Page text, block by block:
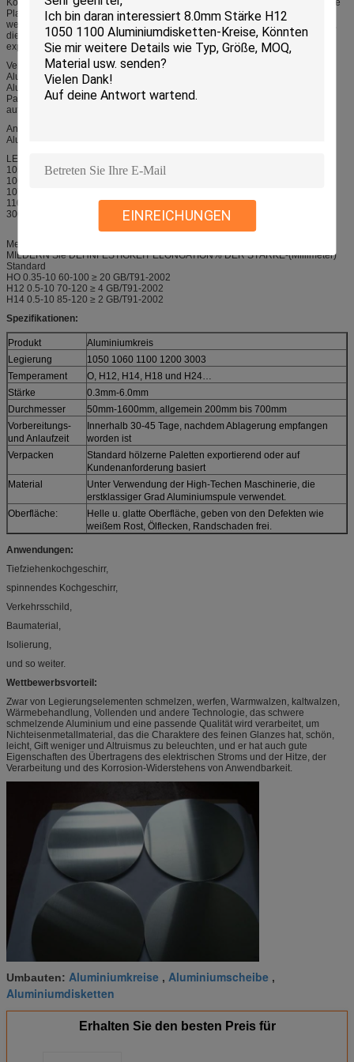
EINREICHUNGEN
Kochgeschirr, Aluminiumstreifen für Transformatoren, Aluminiumschritt/karierte
Platte, bohrender Aluminiumeintritt für PWB, Aluminiumhaushaltsfolie, und so
weiter. Wir haben Aluminiumkreis in US, Großbritannien, Italien, Deutschland,
die Niederlande, Bulgarien, Brasilien, Chile, Thailand, Vietnam, Ghana, etc.
exportiert.
Verpackung des runden Aluminiumblattes, Aluminiumronde, runde
Aluminiumdiskette, rundes Aluminiumblatt, Aluminiumronde, runde
Aluminiumdiskette kann im Exportstandard, in der Bedeckung mit braunem
Papier und im Plastikfilm verpackt werden. Schließlich ist der Aluminiumkreis
auf hölzerner Palette/Holzetui örtlich festgelegt.
Anwendung des runden Aluminiumblattes, Aluminiumronde, runde
Aluminiumdiskette.
LEGIERUNG Min. Al Si Ti F.E.-Cu-Mangan-Magnesium-Zn-V anderes
1050 99,5 0,25 0,4 0,05 0,05 0,05 0,05 0,05 0,03 0,03
1060 99,6 0,25 0,35 0,05 0,03 0,03 0,05 0,05 0,03 0,03
1070 99,7 0,25 0,25 0,04 0,03 0,03 0,04 0,05 0,03 0,03
1100 99 0,95 0,95 0,05 0,2 0,05 0,1//0,05
3003 96,75 0,6 0,7 0,05 0,2 1,0 1,5/0,1 0,15
Mechanische Eigenschaften
MILDERN Sie DEHNFESTIGKEIT ELONGATION% DER STÄRKE-(Millimeter)
Standard
HO 0.35-10 60-100 ≥ 20 GB/T91-2002
H12 0.5-10 70-120 ≥ 4 GB/T91-2002
H14 0.5-10 85-120 ≥ 2 GB/T91-2002
Spezifikationen:
Produkt
Aluminiumkreis
Legierung
1050 1060 1100 1200 3003
Temperament
O, H12, H14, H18 und H24…
Stärke
0.3mm-6.0mm
Durchmesser
50mm-1600mm, allgemein 200mm bis 700mm
Vorbereitungs-
und Anlaufzeit
Innerhalb 30-45 Tage, nachdem Ablagerung empfangen
worden ist
Verpacken
Standard hölzerne Paletten exportierend oder auf
Kundenanforderung basiert
Material
Unter Verwendung der High-Techen Maschinerie, die
erstklassiger Grad Aluminiumspule verwendet.
Oberfläche:
Helle u. glatte Oberfläche, geben von den Defekten wie
weißem Rost, Ölflecken, Randschaden frei.
Anwendungen:
Tiefziehenkochgeschirr,
spinnendes Kochgeschirr,
Verkehrsschild,
Baumaterial,
Isolierung,
und so weiter.
Wettbewerbsvorteil:
Zwar von Legierungselementen schmelzen, werfen, Warmwalzen, kaltwalzen,
Wärmebehandlung, Vollenden und andere Technologie, das schwere
schmelzende Aluminium und eine passende Qualität wird verarbeitet, um
Nichteisenmetallmaterial, das die Charaktere des feinen Glanzes hat, schön,
leicht, Gift weniger und Altruismus zu beleuchten, und er hat auch gute
Eigenschaften des Übertragens des elektrischen Stroms und der Hitze, der
Verarbeitung und des Korrosion-Widerstehens von Anwendbarkeit.
Umbauten: Aluminiumkreise , Aluminiumscheibe ,
Aluminiumdisketten
Erhalten Sie den besten Preis für